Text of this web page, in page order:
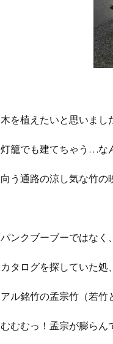
木を植えたいと思いま
灯籠でも建てちゃう…な
向う通路の涼し気な竹の
パンクブーブーではなく
カタログを探していた処
アル銘竹の孟宗竹（若
むむむっ！孟宗が膨らん